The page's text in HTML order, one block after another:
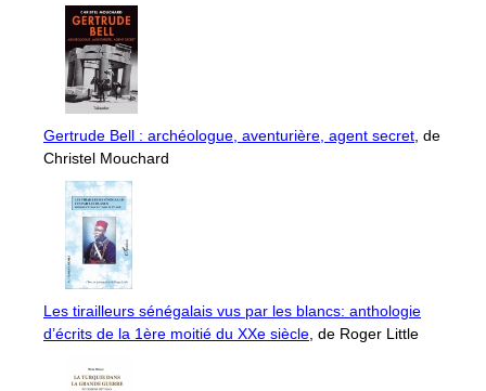
Gertrude Bell : archéologue, aventurière, agent secret, de
Christel Mouchard
Les tirailleurs sénégalais vus par les blancs: anthologie
d’écrits de la 1ère moitié du XXe siècle, de Roger Little